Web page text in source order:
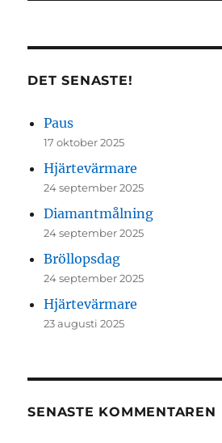
DET SENASTE!
Paus
17 oktober 2025
Hjärtevärmare
24 september 2025
Diamantmålning
24 september 2025
Bröllopsdag
24 september 2025
Hjärtevärmare
23 augusti 2025
SENASTE KOMMENTAREN